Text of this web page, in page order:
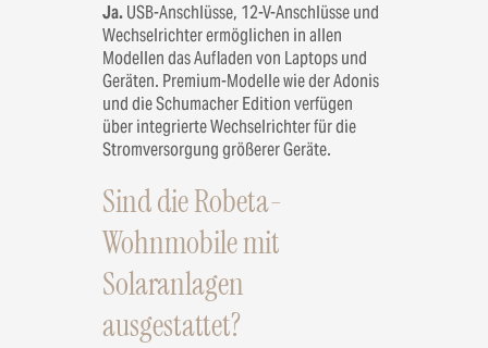
Ja.USB-Anschlüsse, 12-V-Anschlüsse und
Wechselrichter ermöglichen in allen
Modellen das Aufladen von Laptops und
Geräten. Premium-Modelle wie der Adonis
und die Schumacher Edition verfügen
über integrierte Wechselrichter für die
Stromversorgung größerer Geräte.
Sind die Robeta-
Wohnmobile mit
Solaranlagen
ausgestattet?